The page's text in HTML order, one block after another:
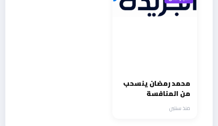
محمد رمضان ينسحب
من المنافسة
الرمضانية المقبلة
منذ سنتين